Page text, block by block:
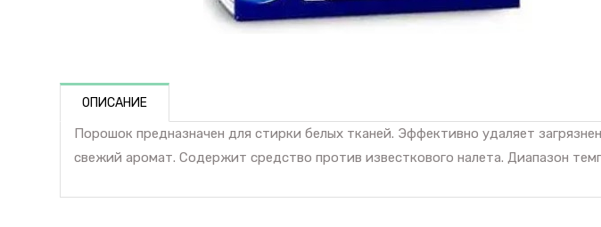
ОПИСАНИЕ
Порошок предназначен для стирки белых тканей. Эффективно удаляет
свежий аромат. Содержит средство против известкового налета. Диапазон